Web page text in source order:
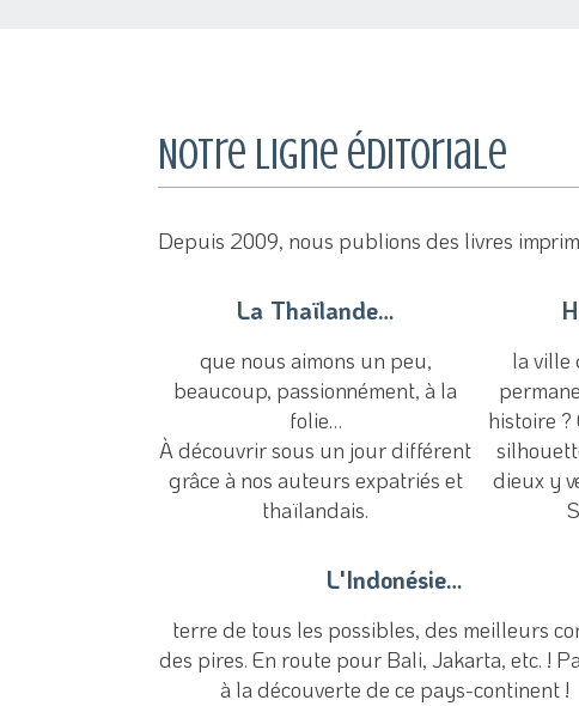
Notre ligne éditoriale
Depuis 2009, nous publions des livres
La Thaïlande…
que nous aimons un peu,
beaucoup, passionnément, à la
folie…
À découvrir sous un jour différent
grâce à nos auteurs expatriés et
thaïlandais.
la ville
histoire
dieux y
L'Indonésie…
terre de tous les possibles, des meilleurs
des pires. En route pour Bali, Jakarta, etc. !
à la découverte de ce pays-continent !